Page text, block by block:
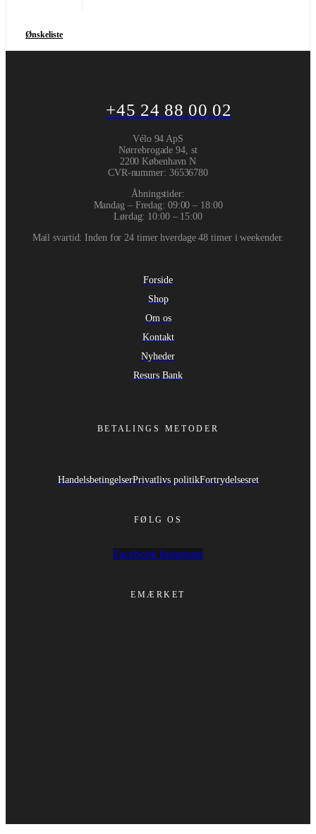
Ønskeliste
+45 24 88 00 02
Vélo 94 ApS
Nørrebrogade 94, st
2200 København N
CVR-nummer: 36536780
Åbningstider:
Mandag – Fredag: 09:00 – 18:00
Lørdag: 10:00 – 15:00
Mail svartid: Inden for 24 timer hverdage 48 timer i weekender.
Forside
Shop
Om os
Kontakt
Nyheder
Resurs Bank
BETALINGS METODER
HandelsbetingelserPrivatlivs politikFortrydelsesret
FØLG OS
Facebook Instagram
EMÆRKET